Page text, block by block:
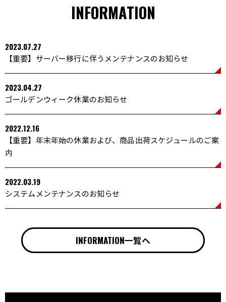
INFORMATION
2023.07.27
【重要】サーバー移行に伴うメンテナンスのお知らせ
2023.04.27
ゴールデンウィーク休業のお知らせ
2022.12.16
【重要】年末年始の休業および、商品出荷スケジュールのご案
内
2022.03.19
システムメンテナンスのお知らせ
INFORMATION一覧へ